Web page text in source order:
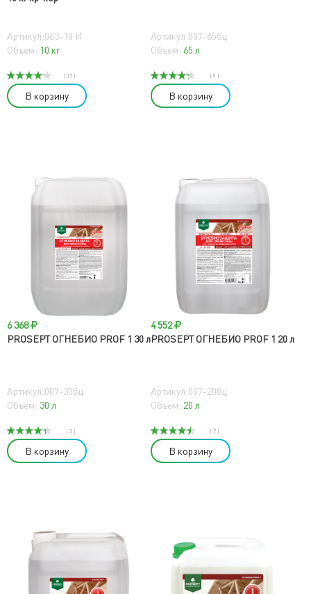
Артикул:063-10 И
Объем: 10 кг
( 17 )
В корзину
Артикул:007-65бц
Объем: 65 л
( 9 )
В корзину
6 368
PROSEPT ОГНЕБИО PROF 1 30 л
Артикул:007-30бц
Объем: 30 л
( 3 )
В корзину
4 552
PROSEPT ОГНЕБИО PROF 1 20 л
Артикул:007-20бц
Объем: 20 л
( 7 )
В корзину